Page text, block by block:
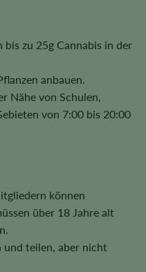
zu 25g Cannabis in der
anbauen.
Nähe von Schulen,
von 7:00 bis 20:00
können
über 18 Jahre alt
und teilen, aber nicht